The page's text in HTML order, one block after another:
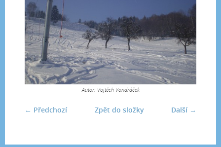
Autor: Vojtěch Vondráček
← Předchozí Další →
Zpět do složky